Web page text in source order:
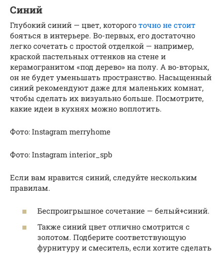
Синий
Глубокий синий — цвет, которого точно не стоит
бояться в интерьере. Во-первых, его достаточно
легко сочетать с простой отделкой — например,
краской пастельных оттенков на стене и
керамогранитом «под дерево» на полу. А во-вторых,
он не будет уменьшать пространство. Насыщенный
синий рекомендуют даже для маленьких комнат,
чтобы сделать их визуально больше. Посмотрите,
какие идеи в кухнях можно воплотить.
Фото: Instagram merryhome
Фото: Instagram interior_spb
Если вам нравится синий, следуйте нескольким
правилам.
Беспроигрышное сочетание — белый+синий.
Также синий цвет отлично смотрится с
золотом. Подберите соответствующую
фурнитуру и смеситель, если хотите сделать